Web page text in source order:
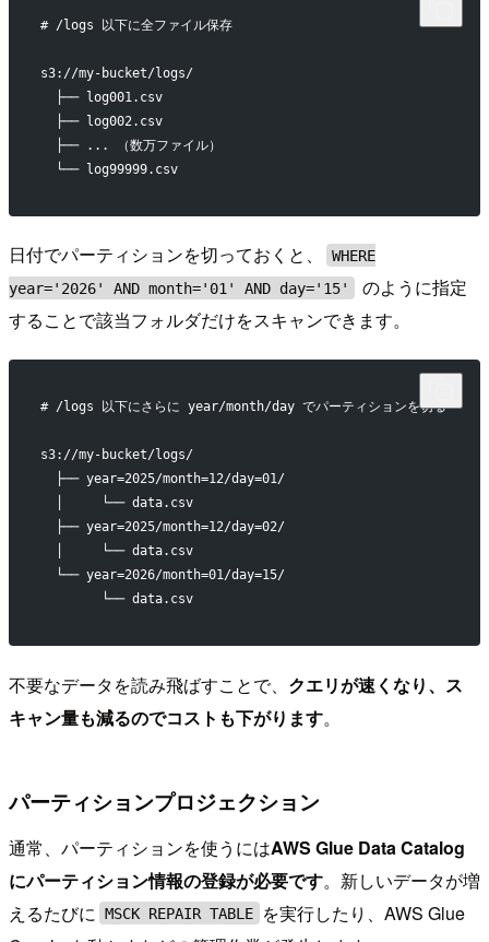
# /logs 以下に全ファイル保存
s3://my-bucket/logs/
  ├── log001.csv
  ├── log002.csv
  ├── ... （数万ファイル）
  └── log99999.csv
日付でパーティションを切っておくと、
WHERE
year='2026' AND month='01' AND day='15'
のように指定
することで該当フォルダだけをスキャンできます。
# /logs 以下にさらに year/month/day でパーティションを切る
s3://my-bucket/logs/
  ├── year=2025/month=12/day=01/
  │     └── data.csv
  ├── year=2025/month=12/day=02/
  │     └── data.csv
  └── year=2026/month=01/day=15/
        └── data.csv
不要なデータを読み飛ばすことで、 クエリが速くなり、ス
キャン量も減るのでコストも下がります。
パーティションプロジェクション
通常、パーティションを使うにはAWS Glue Data Catalog
にパーティション情報の登録が必要です。新しいデータが増
えるたびに MSCK REPAIR TABLE
を実行したり、AWS Glue